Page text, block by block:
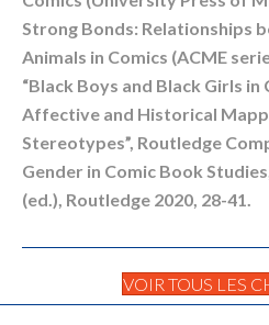
Strong Bonds: Relationships
Animals in Comics (ACME
“Black Boys and Black Girls in
Affective and Historical
Stereotypes”, Routledge
Gender in Comic Book
(ed.), Routledge 2020, 28-41.
VOIR TOUS LES